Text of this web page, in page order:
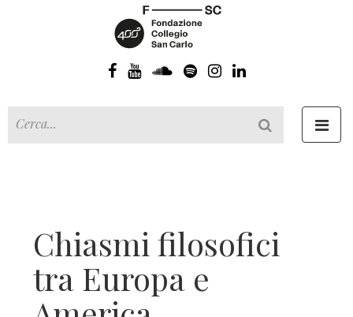
Chiasmi filosofici
tra Europa e